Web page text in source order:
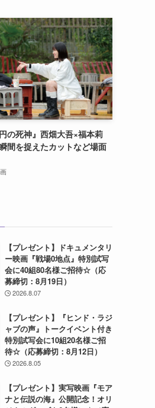
の死神』西畑大吾×福本莉
間を捉えたカットなど場面
【プレゼント】ドキュメンタリ
ー映画『戦場0地点』特別試写
会に40組80名様ご招待☆（応
募締切：8月19日）
2026.8.07
【プレゼント】『ヒンド・ラジ
ャブの声』トークイベント付き
特別試写会に10組20名様ご招
待☆（応募締切：8月12日）
2026.8.05
【プレゼント】実写映画『モア
ナと伝説の海』公開記念！オリ